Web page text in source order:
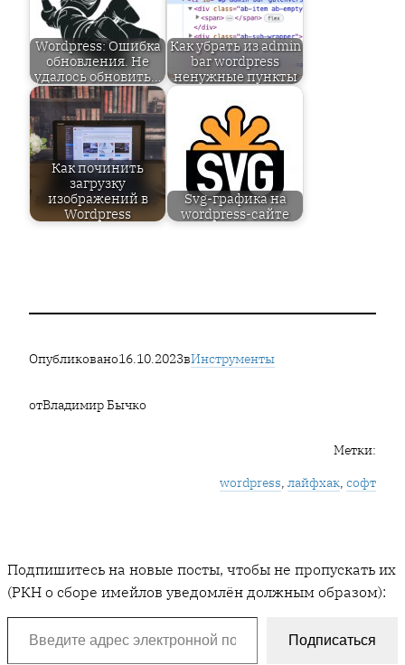
Wordpress: Ошибка
обновления. Не
удалось обновить…
Как убрать из admin
bar wordpress
ненужные пункты
Как починить
загрузку
изображений в
Wordpress
Svg-графика на
wordpress-сайте
Опубликовано16.10.2023вИнструменты
отВладимир Бычко
Метки:
wordpress, лайфхак, софт
Подпишитесь на новые посты, чтобы не пропускать их
(РКН о сборе имейлов уведомлён должным образом):
Введите адрес электронной почты…
Подписаться